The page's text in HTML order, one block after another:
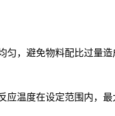
，避免物料配比过量造
温度在设定范围内，